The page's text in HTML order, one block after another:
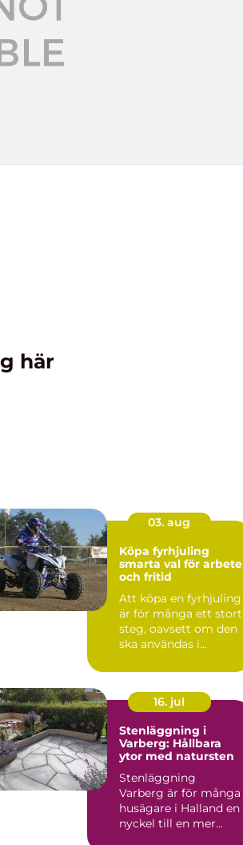
här
03. aug
Köpa fyrhjuling
smarta val för arbete
och fritid
Att köpa en fyrhjuling
är för många ett stort
steg, oavsett om den
ska användas i
16. jul
Stenläggning i
Varberg: Hållbara
ytor med natursten
Stenläggning
Varberg är för många
husägare i Halland en
nyckel till en mer...